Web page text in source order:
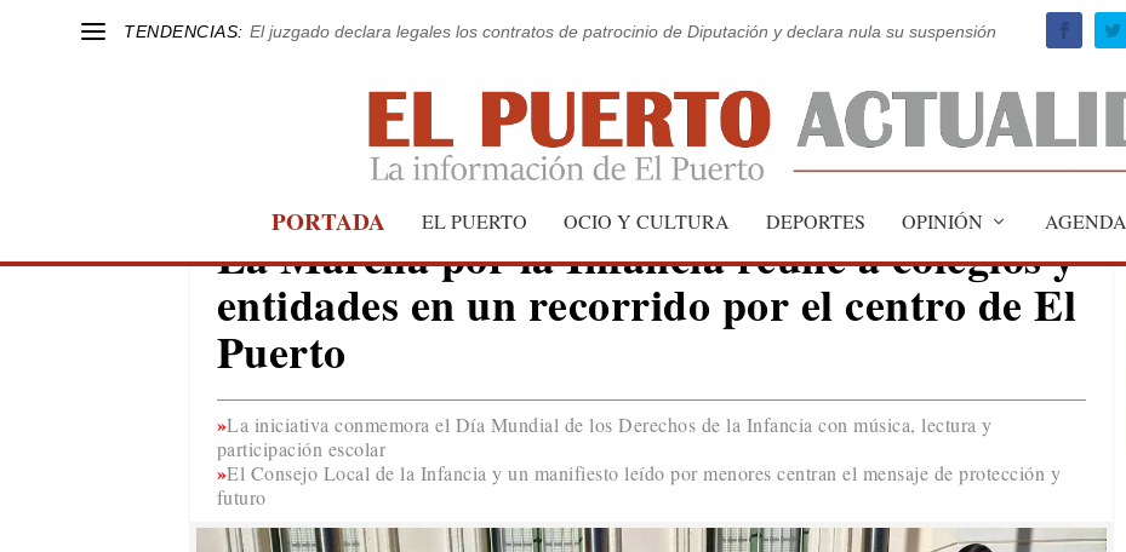
TENDENCIAS: El juzgado declara legales los contratos de patrocinio de Diputación y declara nula su suspensión
PORTADA EL PUERTO OCIO Y CULTURA DEPORTES OPINIÓN AGENDA
EL PUERTO
La Marcha por la Infancia reúne a colegios y
entidades en un recorrido por el centro de El
Puerto
La iniciativa conmemora el Día Mundial de los Derechos de la Infancia con música, lectura y
participación escolar
El Consejo Local de la Infancia y un manifiesto leído por menores centran el mensaje de protección y
futuro